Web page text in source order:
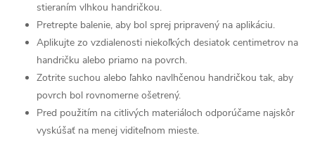
stieraním vlhkou handričkou.
Pretrepte balenie, aby bol sprej pripravený na aplikáciu.
Aplikujte zo vzdialenosti niekoľkých desiatok centimetrov na
handričku alebo priamo na povrch.
Zotrite suchou alebo ľahko navlhčenou handričkou tak, aby
povrch bol rovnomerne ošetrený.
Pred použitím na citlivých materiáloch odporúčame najskôr
vyskúšať na menej viditeľnom mieste.